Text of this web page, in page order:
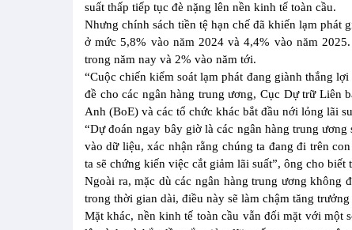
suất thấp tiếp tục đè nặng lên nền kinh tế toàn cầu.
Nhưng chính sách tiền tệ hạn chế đã khiến lạm phát
ở mức 5,8% vào năm 2024 và 4,4% vào năm
trong năm nay và 2% vào năm tới.
“Cuộc chiến kiểm soát lạm phát đang giành thắng
đề cho các ngân hàng trung ương, Cục Dự trữ Liên
Anh (BoE) và các tổ chức khác bắt đầu nới lỏng lãi
“Dự đoán ngay bây giờ là các ngân hàng trung
vào dữ liệu, xác nhận rằng chúng ta đang đi trên
ta sẽ chứng kiến việc cắt giảm lãi suất”, ông cho biết
Ngoài ra, mặc dù các ngân hàng trung ương không
trong thời gian dài, điều này sẽ làm chậm tăng
Mặt khác, nền kinh tế toàn cầu vẫn đối mặt với một